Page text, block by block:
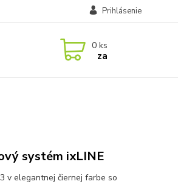
Prihlásenie
0 ks
za
systém ixLINE
v elegantnej čiernej farbe so